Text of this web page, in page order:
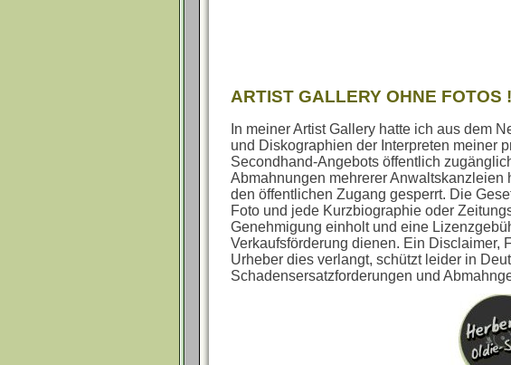
ARTIST GALLERY OHNE FOTOS !
In meiner Artist Gallery hatte ich aus dem
und Diskographien der Interpreten meiner
Secondhand-Angebots öffentlich
Abmahnungen mehrerer Anwaltskanzleien
den öffentlichen Zugang gesperrt. Die
Foto und jede Kurzbiographie oder
Genehmigung einholt und eine
Verkaufsförderung dienen. Ein Disclaimer,
Urheber dies verlangt, schützt leider in
Schadensersatzforderungen und